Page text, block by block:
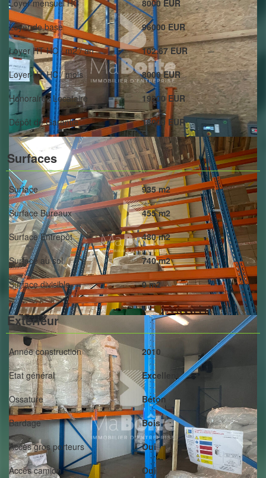
Loyer mensuel HC
8000 EUR
Loyer de base
96000 EUR
Loyer HT HC / m2 / an
102.67 EUR
Loyer HT HC / mois
8000 EUR
Honoraires Locataire
19200 EUR
Dépôt de Garantie
18000 EUR
Surfaces
Surface
935 m2
Surface Bureaux
455 m2
Surface Entrepôt
480 m2
Surface au sol
740 m2
Surface divisible
0 m2
Extérieur
Année construction
2010
Etat général
Excellent
Ossature
Béton
Bardage
Bois
Accès gros porteurs
Oui
Accès camion
Oui